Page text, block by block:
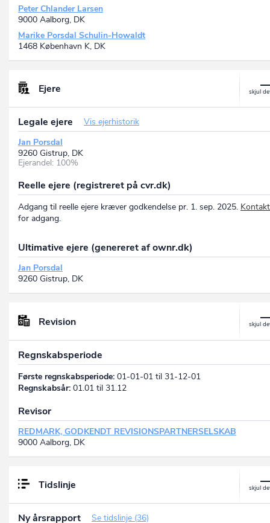
Peter Chlander Larsen
9000 Aalborg, DK
Marike Porsdal Schulin-Howaldt
1468 København K, DK
Ejere
Legale ejere
Vis ejerhistorik
Jan Porsdal
9260 Gistrup, DK
Ejerandel: 100%
Reelle ejere (registreret på cvr.dk)
Adgang til reelle ejere kræver godkendelse pr. 1. sep. 2025.
for adgang.
Ultimative ejere (genereret af ownr.dk)
Jan Porsdal
9260 Gistrup, DK
Revision
Regnskabsperiode
Første regnskabsperiode: 01-01-01 til 31-12-01
Regnskabsår: 01.01 til 31.12
Revisor
REDMARK, GODKENDT REVISIONSPARTNERSELSKAB
9000 Aalborg, DK
Tidslinje
Ny årsrapport
Se tidslinje (36)